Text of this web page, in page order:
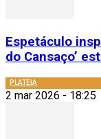
Espetáculo
do Cansaço’
PLATEIA
2 mar 2026 - 18:25